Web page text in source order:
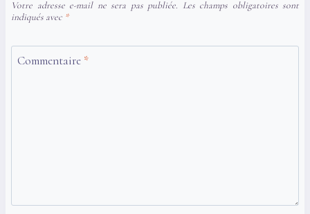
Votre adresse e-mail ne sera pas publiée. Les champs obligatoires sont
indiqués avec *
Commentaire *